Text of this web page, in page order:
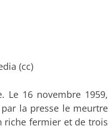
(cc)
Le 16 novembre 1959,
la presse le meurtre
riche fermier et de trois